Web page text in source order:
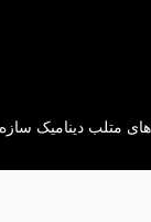
متلب دینامیک سازه